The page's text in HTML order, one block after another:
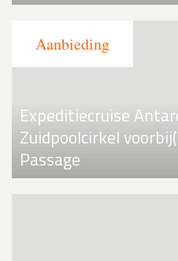
Expeditiecruise
Zuidpoolcirkel
Passage